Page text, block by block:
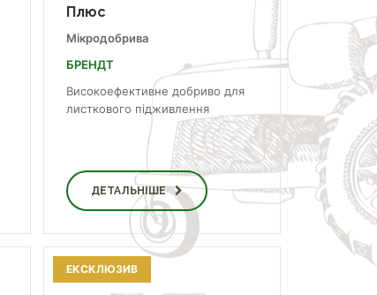
Плюс
Мікродобрива
БРЕНДТ
Високоефективне добриво для
листкового підживлення
ДЕТАЛЬНІШЕ
ЕКСКЛЮЗИВ